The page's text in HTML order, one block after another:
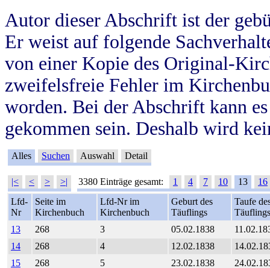
Autor dieser Abschrift ist der
Er weist auf folgende
von einer Kopie des Original-
zweifelsfreie Fehler im
worden. Bei der Abschrift kann
gekommen sein. Deshalb wird
Alles Suchen Auswahl Detail
|< < > >| 3380 Einträge gesamt: 1 4 7 10 13
16
Lfd-
Nr
Seite im
Kirchenbuch
Lfd-Nr im
Kirchenbuch
Geburt des
Täuflings
Taufe
Täuflings
13
268 3 05.02.1838
14
268 4 12.02.1838
15
268 5 23.02.1838